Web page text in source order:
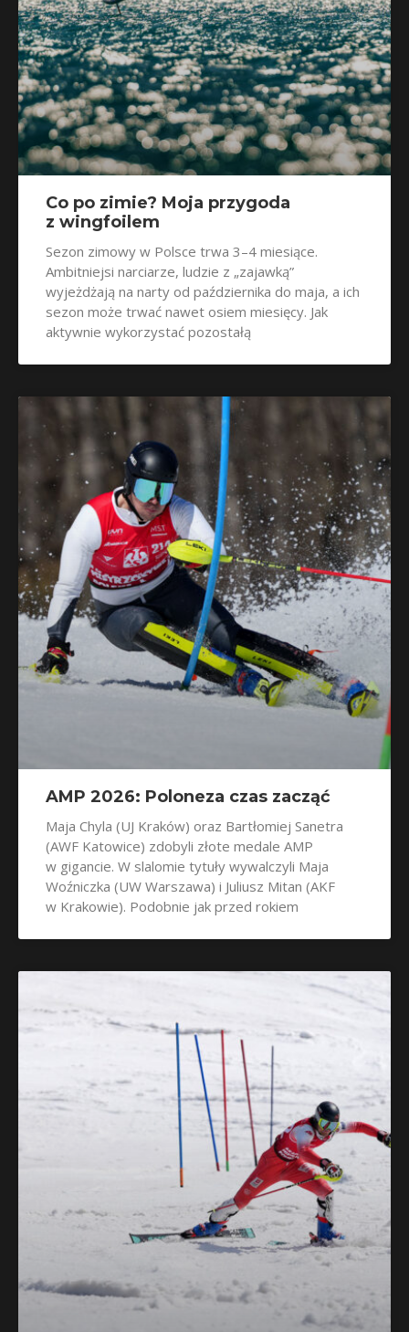
Co po zimie? Moja przygoda
z wingfoilem
Sezon zimowy w Polsce trwa 3–4 miesiące.
Ambitniejsi narciarze, ludzie z „zajawką”
wyjeżdżają na narty od października do maja, a ich
sezon może trwać nawet osiem miesięcy. Jak
aktywnie wykorzystać pozostałą
AMP 2026: Poloneza czas zacząć
Maja Chyla (UJ Kraków) oraz Bartłomiej Sanetra
(AWF Katowice) zdobyli złote medale AMP
w gigancie. W slalomie tytuły wywalczyli Maja
Woźniczka (UW Warszawa) i Juliusz Mitan (AKF
w Krakowie). Podobnie jak przed rokiem